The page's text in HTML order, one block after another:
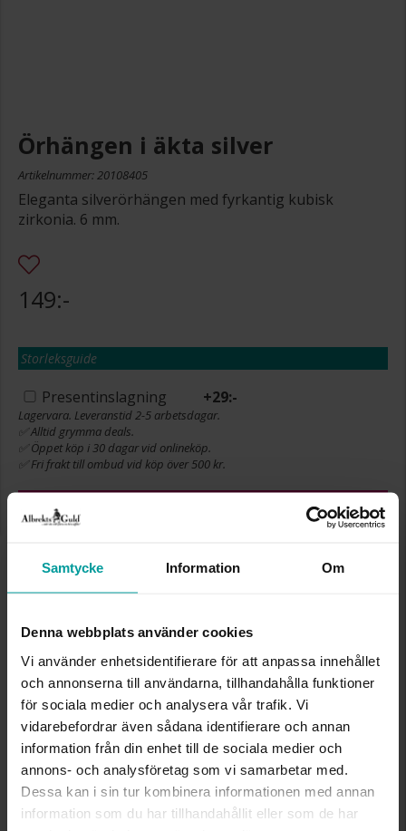
Samtycke Information Om
Denna webbplats använder cookies
Vi använder enhetsidentifierare för att anpassa innehållet
och annonserna till användarna, tillhandahålla funktioner
för sociala medier och analysera vår trafik. Vi
vidarebefordrar även sådana identifierare och annan
information från din enhet till de sociala medier och
annons- och analysföretag som vi samarbetar med.
Dessa kan i sin tur kombinera informationen med annan
information som du har tillhandahållit eller som de har
Örhängen i äkta silver
Artikelnummer: 20108405
Eleganta silverörhängen med fyrkantig kubisk
zirkonia. 6 mm.
149:-
Storleksguide
Presentinslagning +29:-
Lagervara. Leveranstid 2-5 arbetsdagar.
✅ Alltid grymma deals.
✅ Öppet köp i 30 dagar vid onlineköp.
✅ Fri frakt till ombud vid köp över 500 kr.
LÄGG I VARUKORGEN
INFO
DIAMETER CA (MM)
6
VARUMÄRKE
Albrekts Guld
MATERIAL
Silver
Kubisk zirkonia
Liknande produkter